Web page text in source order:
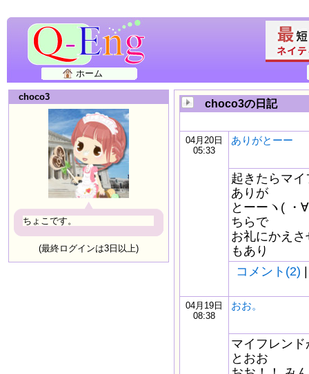
ホーム
choco3
ちょこです。
(最終ログインは3日以上)
choco3の日記
04月20日
05:33
ありがとーー
起きたらマ
ありが
とーーヽ( ・
ちらで
お礼にかえ
もあり
コメント(2)
04月19日
08:38
おお。
マイフレン
とおお